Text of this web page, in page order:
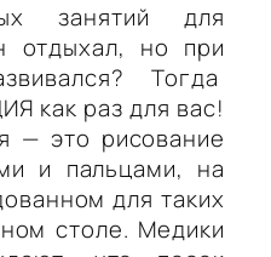
занятий для
отдыхал, но при
Тогда
как раз для вас!
— это рисование
и пальцами, на
для таких
столе. Медики